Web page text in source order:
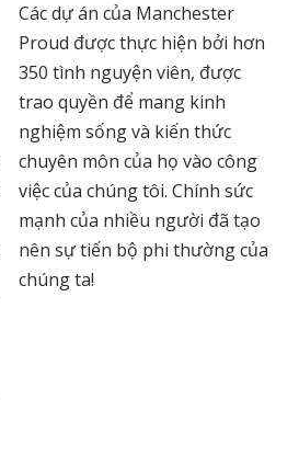
Các dự án của Manchester
Proud được thực hiện bởi hơn
350 tình nguyện viên, được
trao quyền để mang kinh
nghiệm sống và kiến ​​thức
chuyên môn của họ vào công
việc của chúng tôi. Chính sức
mạnh của nhiều người đã tạo
nên sự tiến bộ phi thường của
chúng ta!